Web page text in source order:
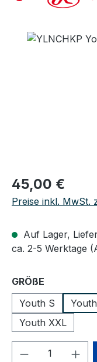
Bildergalerie
Regulärer Preis:
45,00 €
Preise inkl. MwSt.
Auf Lager,
ca. 2-5 Werktage
GRÖßE
Youth S
Youth XXL
Produkt